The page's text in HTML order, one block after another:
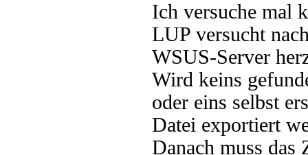
Ich versuche mal
LUP versucht
WSUS-Server
Wird keins
oder eins selbst
Datei exportiert
Danach muss